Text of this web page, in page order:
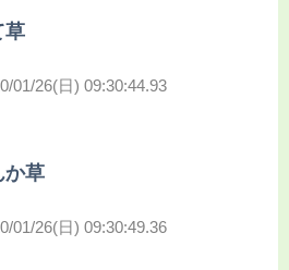
草
01/26(日) 09:30:44.93
か草
01/26(日) 09:30:49.36